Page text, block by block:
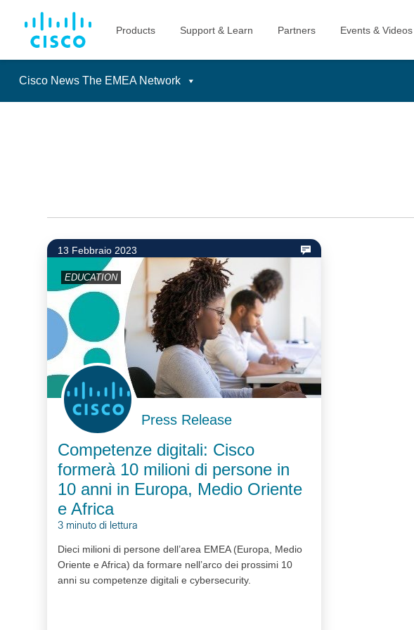
Cisco News The EMEA Network
13 Febbraio 2023
EDUCATION
Press Release
Competenze digitali: Cisco
formerà 10 milioni di persone in
10 anni in Europa, Medio Oriente
e Africa
3 minuto di lettura
Dieci milioni di persone dell’area EMEA (Europa, Medio
Oriente e Africa) da formare nell’arco dei prossimi 10
anni su competenze digitali e cybersecurity.